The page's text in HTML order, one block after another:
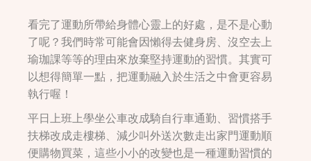
看完了運動所帶給身體心靈上的好處，是不是心動
了呢？我們時常可能會因懶得去健身房、沒空去上
瑜珈課等等的理由來放棄堅持運動的習慣。其實可
以想得簡單一點，把運動融入於生活之中會更容易
執行喔！
平日上班上學坐公車改成騎自行車通勤、習慣搭手
扶梯改成走樓梯、減少叫外送次數走出家門運動順
便購物買菜，這些小小的改變也是一種運動習慣的